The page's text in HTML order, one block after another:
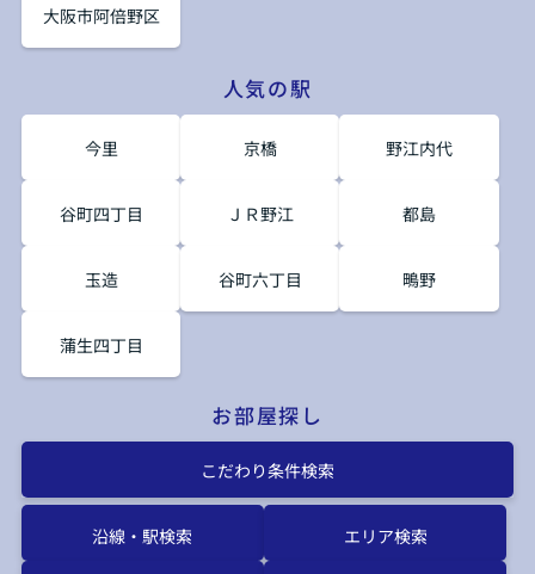
大阪市阿倍野区
人気の駅
今里 京橋 野江内代
谷町四丁目 ＪＲ野江 都島
玉造 谷町六丁目 鴫野
蒲生四丁目
お部屋探し
こだわり条件検索
沿線・駅検索 エリア検索